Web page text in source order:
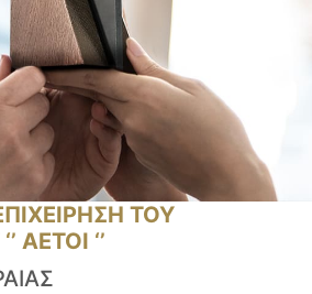
ΤΟΥ
ΑΕΤΟΙ ‘’